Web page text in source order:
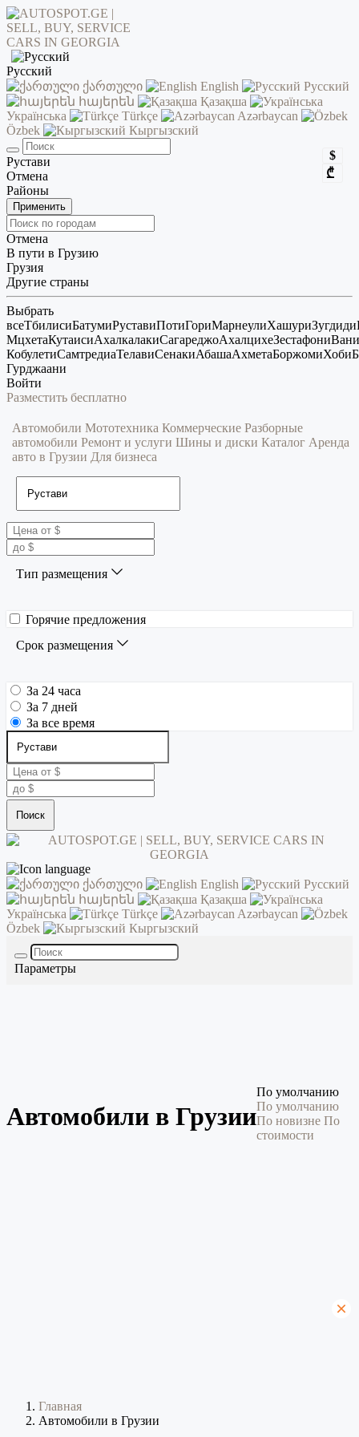
Русский
ქართული
English
Русский
հայերեն
Қазақша
Українська
Türkçe
Azərbaycan
Özbek
Кыргызский
$
₾
Рустави
Отмена
Районы
Применить
Отмена
В пути в Грузию
Грузия
Другие страны
Выбрать
всеТбилисиБатумиРуставиПотиГориМарнеулиХашуриЗугдиди
МцхетаКутаисиАхалкалакиСагареджоАхалцихеЗестафониВани
КобулетиСамтредиаТелавиСенакиАбашаАхметаБоржомиХоби
Гурджаани
Войти
Разместить бесплатно
Автомобили Мототехника Коммерческие Разборные
автомобили Ремонт и услуги Шины и диски Каталог Аренда
авто в Грузии Для бизнеса
Тип размещения
Горячие предложения
Срок размещения
За 24 часа
За 7 дней
За все время
Поиск
ქართული English
Русский
հայերեն
Қазақша
Українська
Türkçe
Azərbaycan
Özbek
Кыргызский
Параметры
Автомобили в Грузии
По умолчанию
По умолчанию
По новизне По
стоимости
Главная
Автомобили в Грузии